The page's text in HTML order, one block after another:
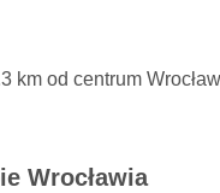
km od centrum
Wrocławia